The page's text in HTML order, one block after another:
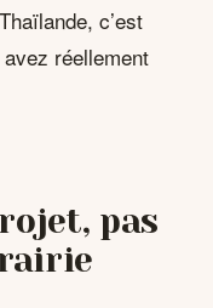
c’est
avez réellement
pas